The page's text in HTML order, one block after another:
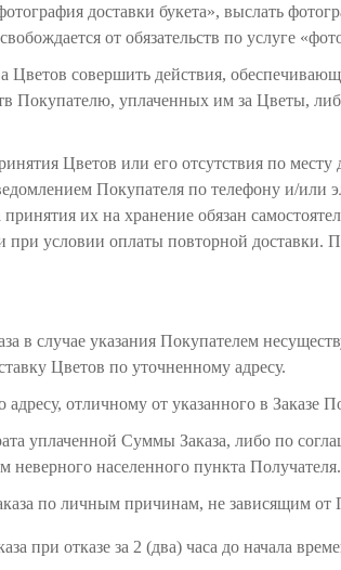
доставки букета», выслать
от обязательств по услуге
Цветов совершить действия,
Покупателю, уплаченных им за Цветы,
Цветов или его отсутствия по
Покупателя по телефону и/
их на хранение обязан
при условии оплаты повторной
в случае указания Покупателем
Цветов по уточненному адресу.
отличному от указанного в Заказе
уплаченной Суммы Заказа, либо по
неверного населенного пункта Получателя.
по личным причинам, не зависящим от
при отказе за 2 (два) часа до начала